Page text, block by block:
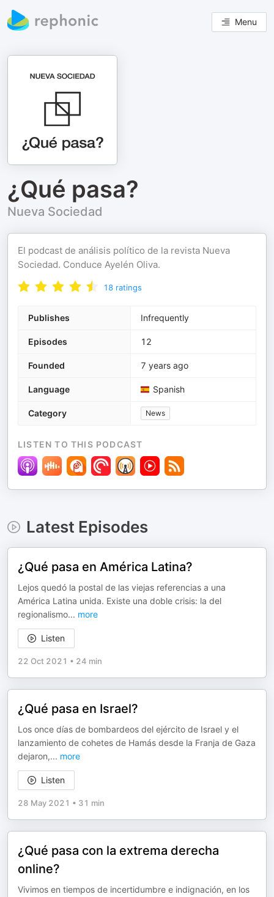
Menu
¿Qué pasa?
Nueva Sociedad
El podcast de análisis político de la revista Nueva
Sociedad. Conduce Ayelén Oliva.
18 ratings
Publishes Infrequently
Episodes 12
Founded 7 years ago
Language Spanish
Category News
LISTEN TO THIS PODCAST
Latest Episodes
¿Qué pasa en América Latina?
Lejos quedó la postal de las viejas referencias a una
América Latina unida. Existe una doble crisis: la del
regionalismo... more
Listen
22 Oct 2021 • 24 min
¿Qué pasa en Israel?
Los once días de bombardeos del ejército de Israel y el
lanzamiento de cohetes de Hamás desde la Franja de Gaza
dejaron,... more
Listen
28 May 2021 • 31 min
¿Qué pasa con la extrema derecha
online?
Vivimos en tiempos de incertidumbre e indignación, en los